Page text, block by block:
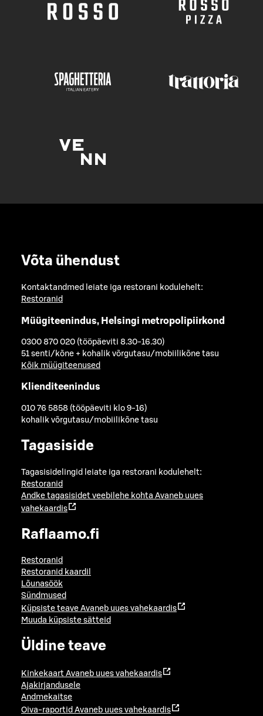
Võta ühendust
Kontaktandmed leiate iga restorani kodulehelt:
Restoranid
Müügiteenindus, Helsingi metropolipiirkond
0300 870 020 (tööpäeviti 8.30-16.30)
51 senti/kõne + kohalik võrgutasu/mobiilikõne tasu
Kõik müügiteenused
Klienditeenindus
010 76 5858 (tööpäeviti klo 9-16)
kohalik võrgutasu/mobiilikõne tasu
Tagasiside
Tagasisidelingid leiate iga restorani kodulehelt:
Restoranid
Andke tagasisidet veebilehe kohta Avaneb uues
vahekaardis
Raflaamo.fi
Restoranid
Restoranid kaardil
Lõunasöök
Sündmused
Küpsiste teave Avaneb uues vahekaardis
Muuda küpsiste sätteid
Üldine teave
Kinkekaart Avaneb uues vahekaardis
Ajakirjandusele
Andmekaitse
Oiva-raportid Avaneb uues vahekaardis